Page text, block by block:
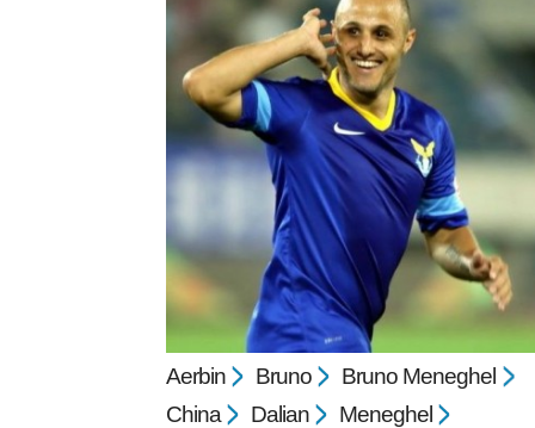
pecbol.com
Aerbin Bruno
Bruno Meneghel
China
Dalian Meneghel